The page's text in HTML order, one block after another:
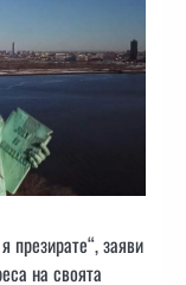
презирате“, заяви
на своята